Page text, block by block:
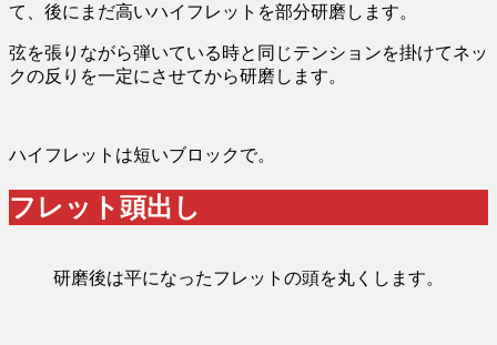
て、後にまだ高いハイフレットを部分研磨します。
弦を張りながら弾いている時と同じテンションを掛けてネッ
クの反りを一定にさせてから研磨します。
ハイフレットは短いブロックで。
フレット頭出し
研磨後は平になったフレットの頭を丸くします。